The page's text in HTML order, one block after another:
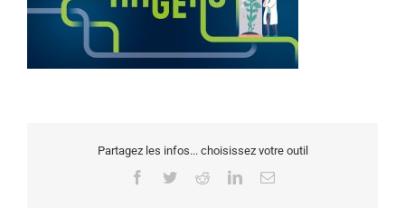
Partagez les infos... choisissez votre outil
Facebook
TwitterRedditLinkedInEmail